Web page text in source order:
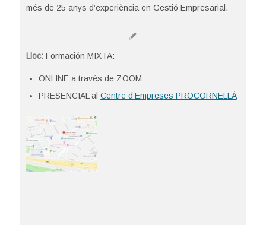
més de 25 anys d’experiència en Gestió Empresarial.
Lloc:Formación MIXTA:
ONLINE a través de ZOOM
PRESENCIAL al Centre d’Empreses PROCORNELLÀ